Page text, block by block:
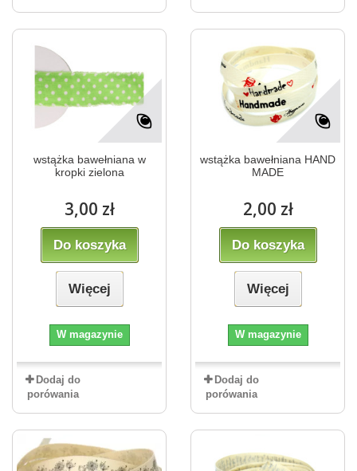
wstążka bawełniana w
kropki zielona
3,00 zł
Do koszyka
Więcej
W magazynie
Dodaj do
porówania
wstążka bawełniana HAND
MADE
2,00 zł
Do koszyka
Więcej
W magazynie
Dodaj do
porówania